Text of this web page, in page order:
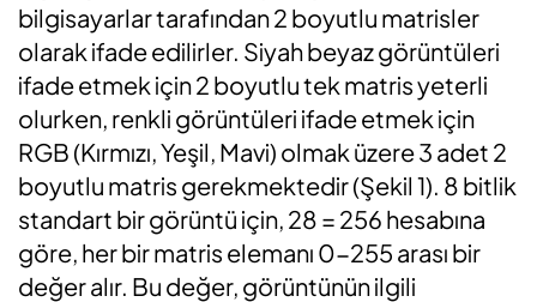
bilgisayarlar tarafından 2 boyutlu matrisler
olarak ifade edilirler. Siyah beyaz görüntüleri
ifade etmek için 2 boyutlu tek matris yeterli
olurken, renkli görüntüleri ifade etmek için
RGB (Kırmızı, Yeşil, Mavi) olmak üzere 3 adet 2
boyutlu matris gerekmektedir (Şekil 1). 8 bitlik
standart bir görüntü için, 28 = 256 hesabına
göre, her bir matris elemanı 0-255 arası bir
değer alır. Bu değer, görüntünün ilgili